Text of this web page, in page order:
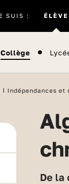
SUIS : ÉLÈVE
Collège
Indépendances et
Algérie, de la colonisation à l’indépendance :
De la colonisation en 1830 aux accords d'Evian en 1962, retour sur les dates clés afin de mieux